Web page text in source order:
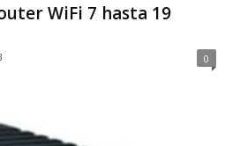
WiFi 7 hasta 19
0